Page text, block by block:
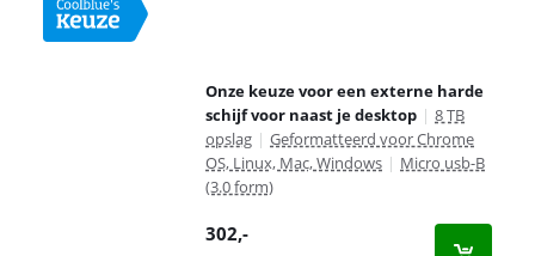
Onze keuze voor een externe harde
schijf voor naast je desktop | 8 TB
opslag | Geformatteerd voor Chrome
OS, Linux, Mac, Windows | Micro usb-B
(3.0 form)
302,-